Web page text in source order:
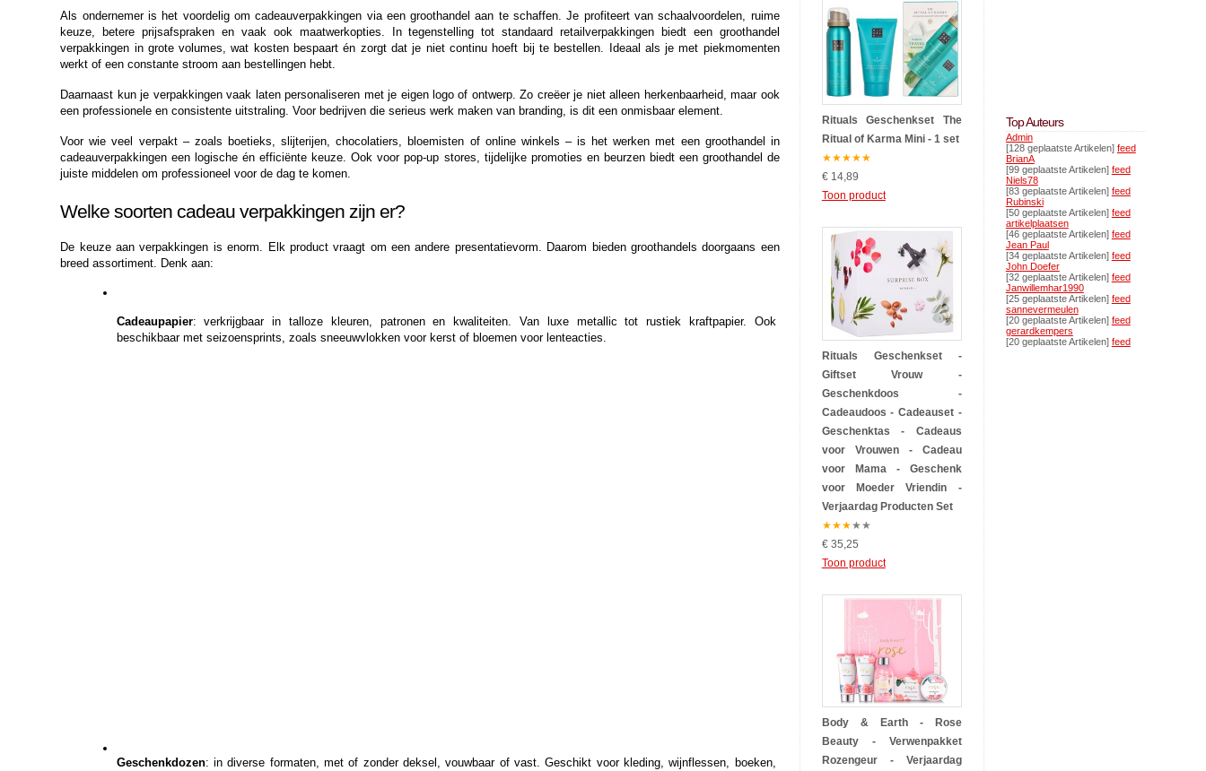
Als ondernemer is het voordelig om cadeauverpakkingen via een groothandel aan te schaffen. Je profiteert van schaalvoordelen, ruime
keuze, betere prijsafspraken en vaak ook maatwerkopties. In tegenstelling tot standaard retailverpakkingen biedt een groothandel
verpakkingen in grote volumes, wat kosten bespaart én zorgt dat je niet continu hoeft bij te bestellen. Ideaal als je met piekmomenten
werkt of een constante stroom aan bestellingen hebt.
Daarnaast kun je verpakkingen vaak laten personaliseren met je eigen logo of ontwerp. Zo creëer je niet alleen herkenbaarheid, maar ook
een professionele en consistente uitstraling. Voor bedrijven die serieus werk maken van branding, is dit een onmisbaar element.
Voor wie veel verpakt – zoals boetieks, slijterijen, chocolatiers, bloemisten of online winkels – is het werken met een groothandel in
cadeauverpakkingen een logische én efficiënte keuze. Ook voor pop-up stores, tijdelijke promoties en beurzen biedt een groothandel de
juiste middelen om professioneel voor de dag te komen.
Welke soorten cadeau verpakkingen zijn er?
De keuze aan verpakkingen is enorm. Elk product vraagt om een andere presentatievorm. Daarom bieden groothandels doorgaans een
breed assortiment. Denk aan:
Cadeaupapier: verkrijgbaar in talloze kleuren, patronen en kwaliteiten. Van luxe metallic tot rustiek kraftpapier. Ook
beschikbaar met seizoensprints, zoals sneeuwvlokken voor kerst of bloemen voor lenteacties.
Geschenkdozen: in diverse formaten, met of zonder deksel, vouwbaar of vast. Geschikt voor kleding, wijnflessen, boeken,
Rituals Geschenkset The
Ritual of Karma Mini - 1 set
★★★★★
€ 14,89
Toon product
Rituals Geschenkset -
Giftset Vrouw -
Geschenkdoos -
Cadeaudoos - Cadeauset -
Geschenktas - Cadeaus
voor Vrouwen - Cadeau
voor Mama - Geschenk
voor Moeder Vriendin -
Verjaardag Producten Set
★★★★★
€ 35,25
Toon product
Body & Earth - Rose
Beauty - Verwenpakket
Rozengeur - Verjaardag
Top Auteurs
Admin
[128 geplaatste Artikelen] feed
BrianA
[99 geplaatste Artikelen] feed
Niels78
[83 geplaatste Artikelen] feed
Rubinski
[50 geplaatste Artikelen] feed
artikelplaatsen
[46 geplaatste Artikelen] feed
Jean Paul
[34 geplaatste Artikelen] feed
John Doefer
[32 geplaatste Artikelen] feed
Janwillemhar1990
[25 geplaatste Artikelen] feed
sannevermeulen
[20 geplaatste Artikelen] feed
gerardkempers
[20 geplaatste Artikelen] feed